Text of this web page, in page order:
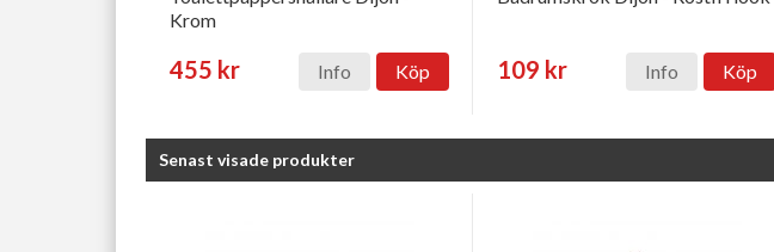
Krom
455 kr Info Köp 109 kr Info Köp
Senast visade produkter